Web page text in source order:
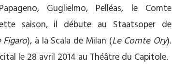
Guglielmo, Pelléas, le Comte
saison, il débute au Staatsoper de
), à la Scala de Milan (Le Comte Ory).
le 28 avril 2014 au Théâtre du Capitole.